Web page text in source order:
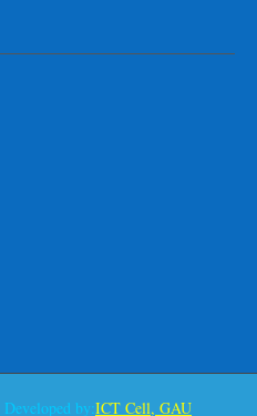
Developed by:ICT Cell, GAU